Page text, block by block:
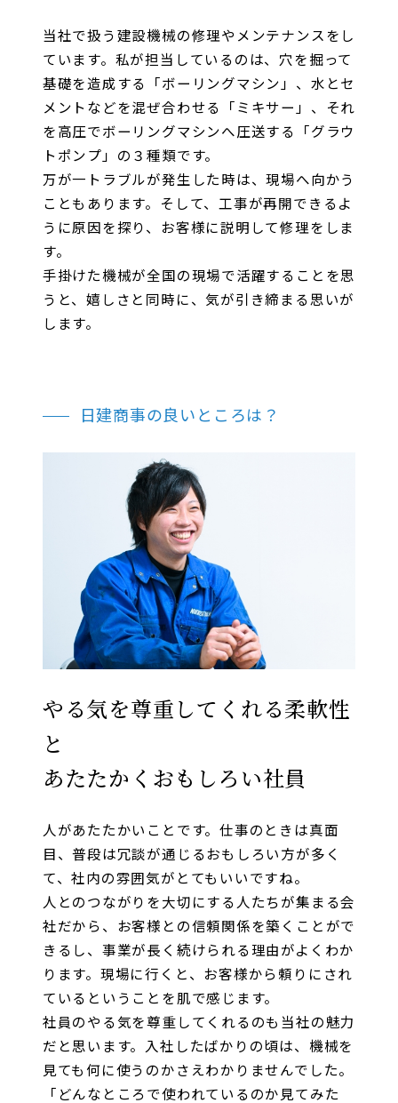
当社で扱う建設機械の修理やメンテナンスをし
ています。私が担当しているのは、穴を掘って
基礎を造成する「ボーリングマシン」、水とセ
メントなどを混ぜ合わせる「ミキサー」、それ
を高圧でボーリングマシンへ圧送する「グラウ
トポンプ」の３種類です。
万が一トラブルが発生した時は、現場へ向かう
こともあります。そして、工事が再開できるよ
うに原因を探り、お客様に説明して修理をしま
す。
手掛けた機械が全国の現場で活躍することを思
うと、嬉しさと同時に、気が引き締まる思いが
します。
日建商事の良いところは？
やる気を尊重してくれる柔軟性
と
あたたかくおもしろい社員
人があたたかいことです。仕事のときは真面
目、普段は冗談が通じるおもしろい方が多く
て、社内の雰囲気がとてもいいですね。
人とのつながりを大切にする人たちが集まる会
社だから、お客様との信頼関係を築くことがで
きるし、事業が長く続けられる理由がよくわか
ります。現場に行くと、お客様から頼りにされ
ているということを肌で感じます。
社員のやる気を尊重してくれるのも当社の魅力
だと思います。入社したばかりの頃は、機械を
見ても何に使うのかさえわかりませんでした。
「どんなところで使われているのか見てみた